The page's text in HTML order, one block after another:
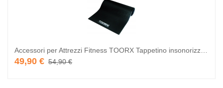
Accessori per Attrezzi Fitness TOORX Tappetino insonorizzante 180 x 90 x 1 cm
49,90 € 54,90 €